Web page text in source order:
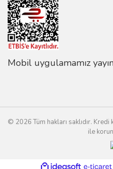
Mobil uygulamamız
© 2026 Tüm hakları saklıdır.
ile
ideasoft